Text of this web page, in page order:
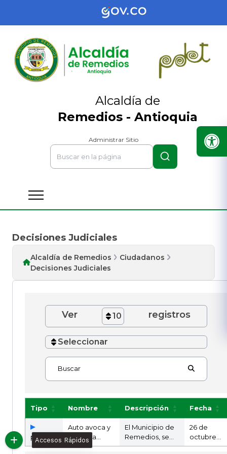
Alcaldía de
Remedios - Antioquia
Administrar Sitio
Decisiones Judiciales
Alcaldía de Remedios
Ciudadanos
Decisiones Judiciales
Ver 10 registros
Seleccionar
Buscar
Tipo Nombre Descripción Fecha
pdf
Auto avoca y
acumula
conocimiento
El Municipio de
Remedios, se
permite
26 de
octubre
de 2020
Accesos Rápidos